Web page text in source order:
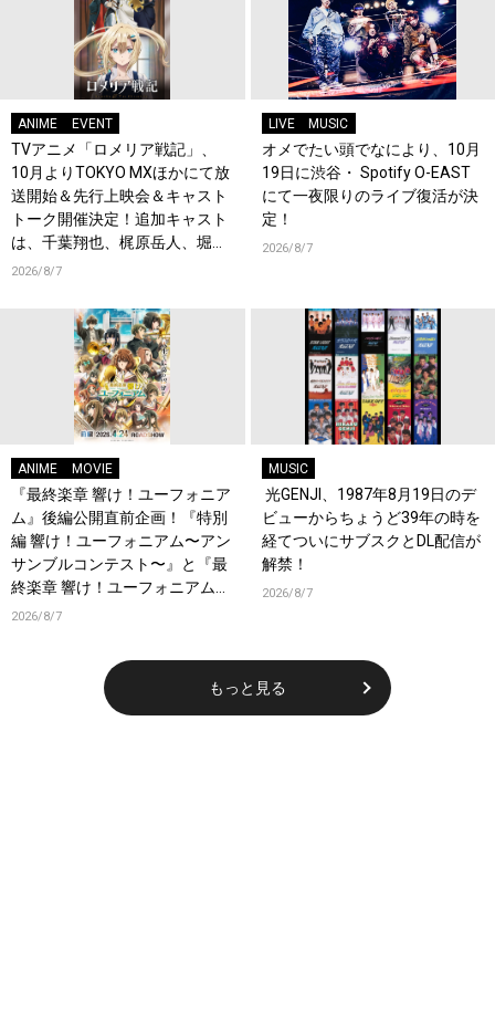
ANIME EVENT
TVアニメ「ロメリア戦記」、
10月よりTOKYO MXほかにて放
送開始＆先行上映会＆キャスト
トーク開催決定！追加キャスト
は、千葉翔也、梶原岳人、堀江
瞬、綿貫竜之介！PV第1弾公
2026/8/7
LIVE MUSIC
オメでたい頭でなにより、10月
19日に渋谷・ Spotify O-EAST
にて一夜限りのライブ復活が決
定！
2026/8/7
ANIME MOVIE
『最終楽章 響け！ユーフォニア
ム』後編公開直前企画！『特別
編 響け！ユーフォニアム〜アン
サンブルコンテスト〜』と『最
終楽章 響け！ユーフォニアム』
前編の一挙上映が決定！
2026/8/7
MUSIC
光GENJI、1987年8月19日のデ
ビューからちょうど39年の時を
経てついにサブスクとDL配信が
解禁！
2026/8/7
もっと見る